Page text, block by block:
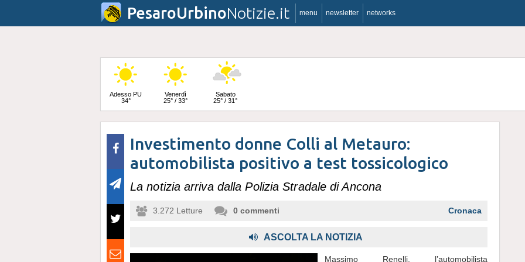
PesaroUrbinoNotizie.it menu newsletter networks
Adesso PU
34°
Venerdì
25° / 33°
Sabato
25° / 31°
Domenica
24° / 32°
Investimento donne Colli al Metauro:
automobilista positivo a test tossicologico
La notizia arriva dalla Polizia Stradale di Ancona
3.272 Letture 0 commenti Cronaca
ASCOLTA LA NOTIZIA
Massimo Renelli, l’automobilista